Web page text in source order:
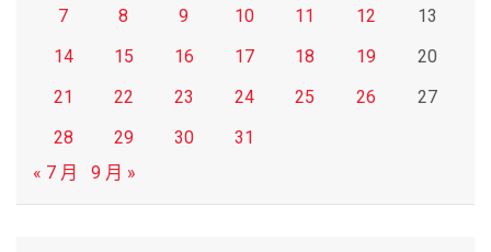
7 8 9 10 11 12
13
14
15 16 17 18 19
20
21
22 23 24 25 26
27
28
29 30
31
« 7 月
9 月 »